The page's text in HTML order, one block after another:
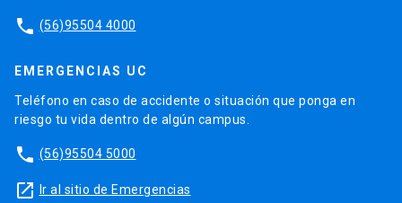
phone (56)95504 4000
EMERGENCIAS UC
Teléfono en caso de accidente o situación que ponga en
riesgo tu vida dentro de algún campus.
phone (56)95504 5000
launch Ir al sitio de Emergencias